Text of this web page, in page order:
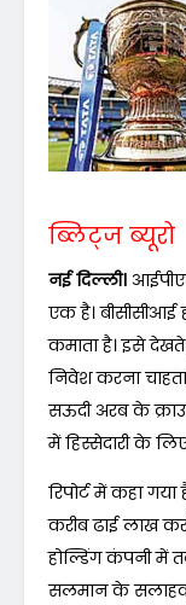
ब्लिट्ज ब्यूरो
नई दिल्ली।
एक है।
कमाता है। इसे
निवेश करना
सऊदी अरब के
में हिस्सेदारी के
रिपोर्ट में कहा
करीब ढाई लाख
होल्डिंग कंपनी में
सलमान के